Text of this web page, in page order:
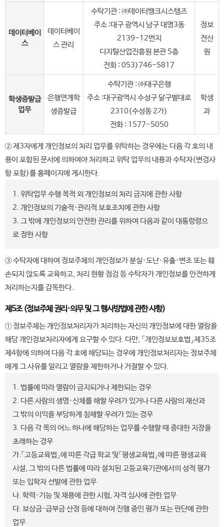
데이터베이
스
데이터베이
스 관리
수탁기관 : ㈜데이터뱅크시스템즈
주소 :대구 광역시 남구 대명3동
2139-12번지
디지털산업진흥원 본관 5층
전화 : 053)746-5817
정보
전산
원
학생증발급
업무
은행연계학
생증발급
수탁기관 : ㈜대구은행
주소 :대구광역시 수성구 달구벌대로
2310(수성동 2가)
전화 : 1577-5050
학생
과
② 제3자에게 개인정보의 처리 업무를 위탁하는 경우에는 다음 각 호의 내
용이 포함된 문서에 의하여야 처리하고 위탁 업무의 내용과 수탁자(변경사
항 포함)를 홈페이지에 게시한다.
1. 위탁업무 수행 목적 외 개인정보의 처리 금지에 관한 사항
2. 개인정보의 기술적·관리적 보호조치에 관한 사항
3. 그 밖에 개인정보의 안전한 관리를 위하여 다음과 같이 대통령령으
로 정한 사항
③ 수탁자에 대하여 정보주체의 개인정보가 분실·도난·유출·변조 또는 훼
손되지 않도록 교육하고, 처리 현황 점검 등 수탁자가 개인정보를 안전하게
처리하는지를 감독한다.
제5조 (정보주체 권리·의무 및 그 행사방법에 관한 사항)
① 정보주체는 개인정보처리자가 처리하는 자신의 개인정보에 대한 열람을
해당 개인정보처리자에게 요구할 수 있다. 다만, 「개인정보보호법」제35조
제4항에 의하여 다음 각 호에 해당되는 경우에 개인정보처리자는 정보주체
에게 그 사유를 알리고 열람을 제한하거나 거절할 수 있다.
1. 법률에 따라 열람이 금지되거나 제한되는 경우
2. 다른 사람의 생명·신체를 해할 우려가 있거나 다른 사람의 재산과
그 밖의 이익을 부당하게 침해할 우려가 있는 경우
3. 다음 각 목의 어느 하나에 해당하는 업무를 수행할 때 중대한 지장을
초래하는 경우
가.「고등교육법」에 따른 각급 학교 및「평생교육법」에 따른 평생교육
시설, 그 밖의 다른 법률에 따라 설치된 고등교육기관에서의 성적 평가
또는 입학자 선발에 관한 업무
나. 학력·기능 및 채용에 관한 시험, 자격 심사에 관한 업무
다. 보상금·급부금 산정 등에 대하여 진행 중인 평가 또는 판단에 관한
업무